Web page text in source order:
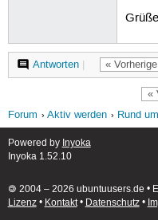
Grüße
« Vorherige
Antworten|
«
Forum Aktiv werden Rund
Powered by Inyoka
Inyoka 1.52.10
🄯 2004 – 2026 ubuntuusers.de •
Lizenz• Kontakt• Datenschutz•